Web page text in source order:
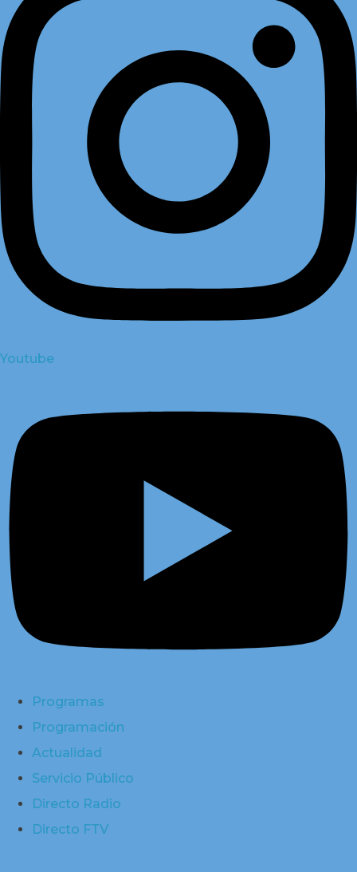
Youtube
Programas
Programación
Actualidad
Servicio Público
Directo Radio
Directo FTV